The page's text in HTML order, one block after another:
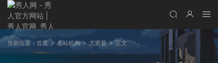
当前位置： 首页 名站机构 尤蜜荟 正文